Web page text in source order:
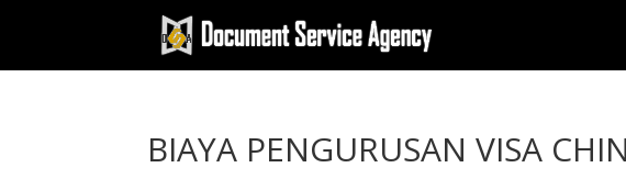
BIAYA PENGURUSAN VISA